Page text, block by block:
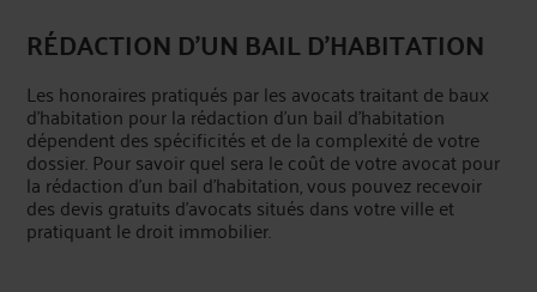
RÉDACTION D'UN BAIL D'HABITATION
Les honoraires pratiqués par les avocats traitant de baux
d'habitation pour la rédaction d'un bail d'habitation
dépendent des spécificités et de la complexité de votre
dossier. Pour savoir quel sera le coût de votre avocat pour
la rédaction d'un bail d'habitation, vous pouvez recevoir
des devis gratuits d’avocats situés dans votre ville et
pratiquant le droit immobilier.